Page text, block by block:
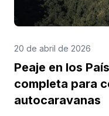
20 de abril de 2026
Peaje en los
completa para
autocaravanas